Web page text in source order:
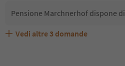
Pensione Marchnerhof dispone
Pensione Marchnerhof accetta
Quali servizi/attività sono
Gli ospiti di Pensione
Vedi altre 3 domande